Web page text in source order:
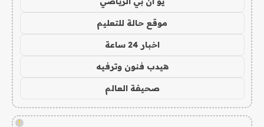
موقع حالة للتعليم
اخبار 24 ساعة
هيدب فنون وترفيه
صحيفة العالم
!